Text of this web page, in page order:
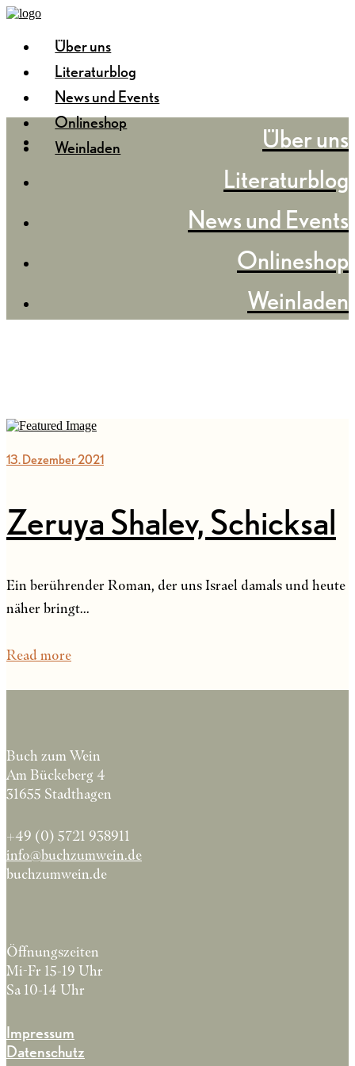
Über uns
Literaturblog
News und Events
Onlineshop
Weinladen
Über uns
Literaturblog
News und Events
Onlineshop
Weinladen
13. Dezember 2021
Zeruya Shalev, Schicksal
Ein berührender Roman, der uns Israel damals und heute
näher bringt...
Read more
Buch zum Wein
Am Bückeberg 4
31655 Stadthagen
+49 (0) 5721 938911
info@buchzumwein.de
buchzumwein.de
Öffnungszeiten
Mi-Fr 15-19 Uhr
Sa 10-14 Uhr
Impressum
Datenschutz